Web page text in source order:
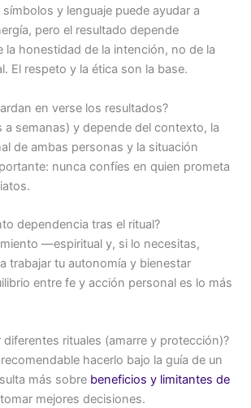
y lenguaje puede ayudar a
pero el resultado depende
la honestidad de la intención, no de la
El respeto y la ética son la base.
en verse los resultados?
a semanas) y depende del contexto, la
de ambas personas y la situación
nunca confíes en quien prometa
dependencia tras el ritual?
—espiritual y, si lo necesitas,
trabajar tu autonomía y bienestar
entre fe y acción personal es lo más
diferentes rituales (amarre y protección)?
hacerlo bajo la guía de un
más sobre beneficios y limitantes de
mejores decisiones.